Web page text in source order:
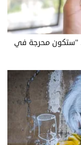
ماسك يقرر رفع السرية عن خوارزمية تويتر.. "ستكون محرجة في